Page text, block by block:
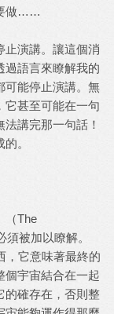
做……
演講。讓這個消
過語言來瞭解我的
可能停止演講。無
它甚至可能在一句
講完那一句話！
。
The
被加以瞭解。
，它意味著最終的
個宇宙結合在一起
的確存在，否則整